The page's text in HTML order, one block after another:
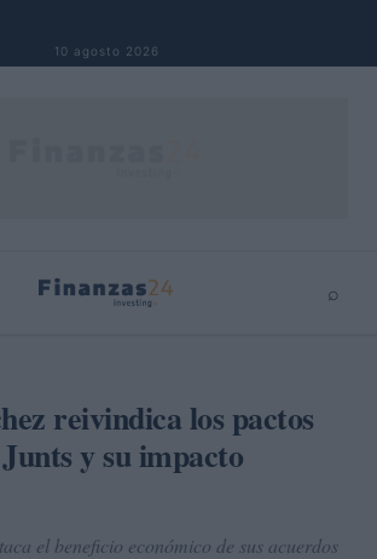
10 agosto 2026
⌕
reivindica los pactos
y su impacto
el beneficio económico de sus acuerdos